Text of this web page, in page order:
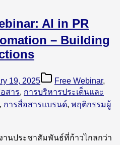
AI in PR
– Building
19, 2025 Free Webinar,
สาร, การบริหารประเด็นและ
, การสื่อสารแบรนด์, พฤติกรรมผู้
านประชาสัมพันธ์ที่ก้าวไกลกว่า